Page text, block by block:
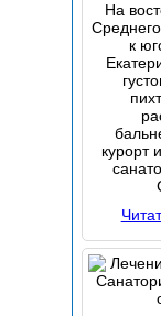
На
к
курорт